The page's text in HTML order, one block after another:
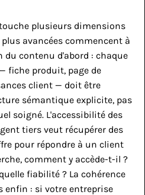
plusieurs dimensions
avancées commencent à
du contenu d'abord : chaque
fiche produit, page de
client — doit être
sémantique explicite, pas
soigné. L'accessibilité des
tiers veut récupérer des
pour répondre à un client
comment y accède-t-il ?
fiabilité ? La cohérence
enfin : si votre entreprise